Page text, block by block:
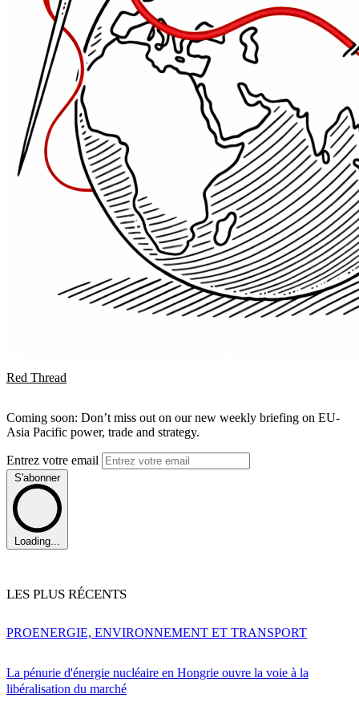
Red Thread
Coming soon: Don’t miss out on our new weekly briefing on EU-
Asia Pacific power, trade and strategy.
Entrez votre email
S'abonner
Loading...
LES PLUS RÉCENTS
La pénurie d'énergie nucléaire en Hongrie ouvre la voie à la
libéralisation du marché
PROENERGIE, ENVIRONNEMENT ET TRANSPORT